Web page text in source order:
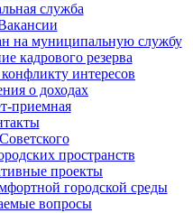
служба
на муниципальную службу
кадрового резерва
интересов
о доходах
приемная
пространств
проекты
городской среды
вопросы